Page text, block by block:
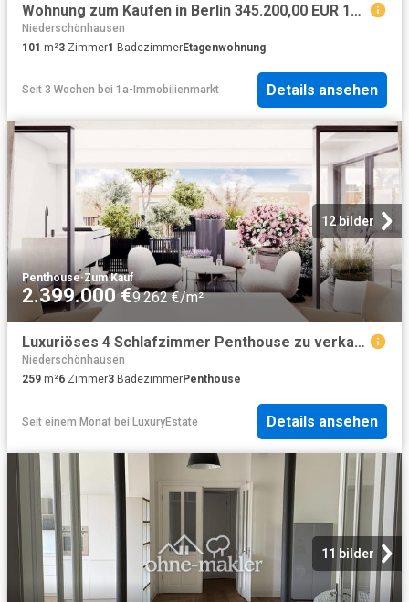
Wohnung zum Kaufen in Berlin 345.200,00 EUR 101.54 m²
Niederschönhausen
101 m²3 Zimmer1 BadezimmerEtagenwohnung
Seit 3 Wochen bei 1a-Immobilienmarkt Details ansehen
12 bilder
Penthouse·Zum Kauf
2.399.000 €9.262 €/m²
Luxuriöses 4 Schlafzimmer Penthouse zu verkaufen Kastanienallee, 2, Berlin
Niederschönhausen
259 m²6 Zimmer3 BadezimmerPenthouse
Seit einem Monat bei LuxuryEstate Details ansehen
11 bilder